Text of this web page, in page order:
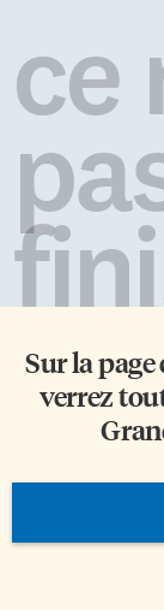
ce
Sur la
verrez